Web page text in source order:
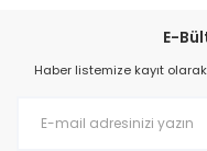
E-
Haber listemize kayıt